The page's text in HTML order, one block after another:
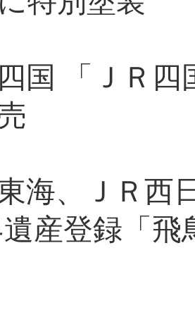
国 「ＪＲ
海、ＪＲ西
産登録「